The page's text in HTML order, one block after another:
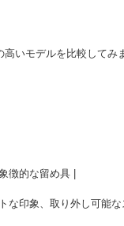
いモデルを比較してみ
徴的な留め具 |
な印象、取り外し可能